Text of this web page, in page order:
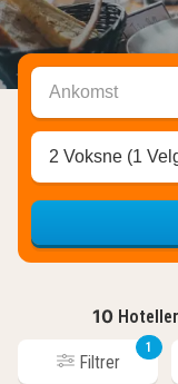
Ankomst
2 Voksne (1
10
Filtrer
1